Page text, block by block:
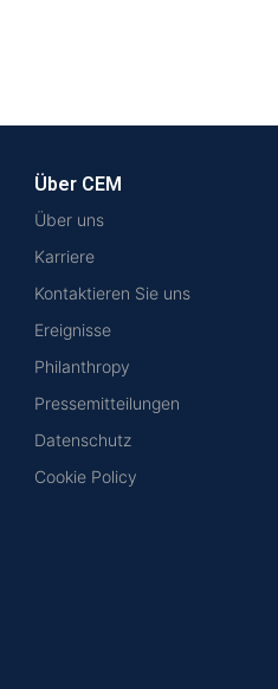
Über CEM
Über uns
Karriere
Kontaktieren Sie uns
Ereignisse
Philanthropy
Pressemitteilungen
Datenschutz
Cookie Policy